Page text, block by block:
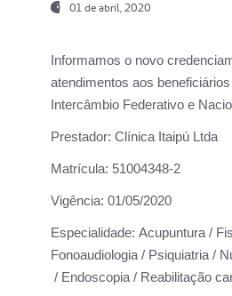
01 de abril, 2020
Informamos o novo
atendimentos aos
Intercâmbio Federativo e
Prestador: Clínica Itaipú Ltda
Matrícula: 51004348-2
Vigência: 01/05/2020
Especialidade: Acupuntura /
Fonoaudiologia / Psiquiatria /
/ Endoscopia / Reabilitação